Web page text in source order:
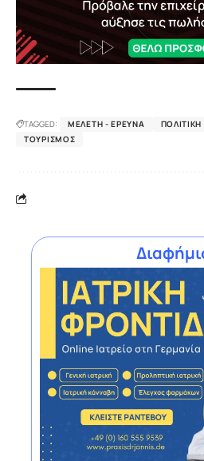
TAGGED: ΜΕΛΈΤΗ - ΈΡΕΥΝΑ ΠΟΛΙΤΙΚΉ
ΤΟΥΡΙΣΜΌΣ